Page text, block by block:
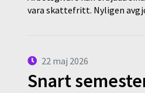
vara skattefritt. Nyligen
22 maj 2026
Snart